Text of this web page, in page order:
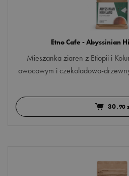
Etno Cafe - Abyssinian
Mieszanka ziaren z Etiopii i
owocowym i czekoladowo-
30,90